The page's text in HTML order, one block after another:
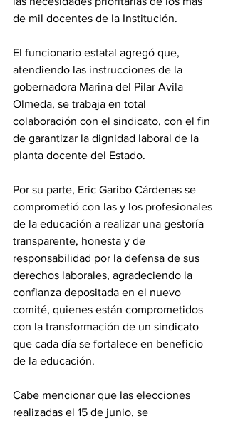
de mil docentes de la Institución.
El funcionario estatal agregó que,
atendiendo las instrucciones de la
gobernadora Marina del Pilar Avila
Olmeda, se trabaja en total
colaboración con el sindicato, con el fin
de garantizar la dignidad laboral de la
planta docente del Estado.
Por su parte, Eric Garibo Cárdenas se
comprometió con las y los profesionales
de la educación a realizar una gestoría
transparente, honesta y de
responsabilidad por la defensa de sus
derechos laborales, agradeciendo la
confianza depositada en el nuevo
comité, quienes están comprometidos
con la transformación de un sindicato
que cada día se fortalece en beneficio
de la educación.
Cabe mencionar que las elecciones
realizadas el 15 de junio, se